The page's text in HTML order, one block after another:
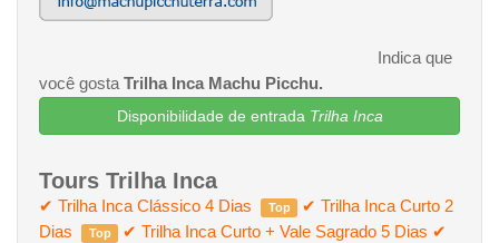
Indica que
você gosta Trilha Inca Machu Picchu.
Disponibilidade de entrada Trilha Inca
Tours Trilha Inca
✔ Trilha Inca Clássico 4 Dias Top
✔ Trilha Inca Curto 2
Dias
Top ✔ Trilha Inca Curto + Vale Sagrado 5 Dias ✔